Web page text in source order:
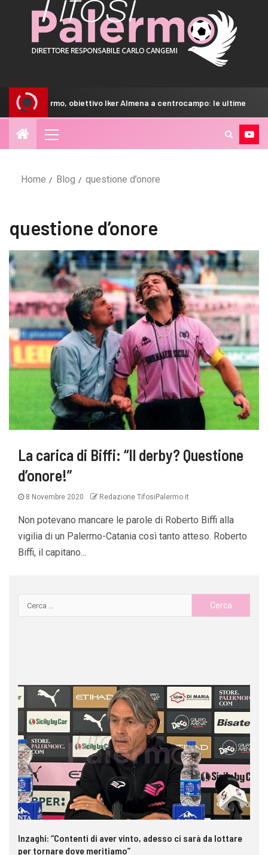
Palermo, obiettivo Iker Almena a centrocampo: le ultime
Home Blog questione d’onore
questione d’onore
La carica di Biffi: “Il derby? Questione
d’onore!”
8 Novembre 2020 Redazione TifosiPalermo.it
Non potevano mancare le parole di Roberto Biffi alla
vigilia di un Palermo-Catania così tanto atteso. Roberto
Biffi, il capitano...
Inzaghi: “Contenti di aver vinto, adesso ci sarà da lottare
per tornare dove meritiamo”